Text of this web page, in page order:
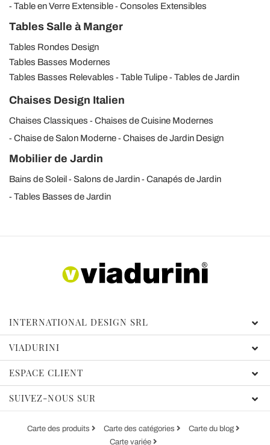
Table en Verre Extensible
Consoles Extensibles
Tables Salle à Manger
Tables Rondes Design
Tables Basses Modernes
Tables Basses Relevables
Table Tulipe Tables de Jardin
Chaises Design Italien
Chaises Classiques
Chaises de Cuisine Modernes
Chaise de Salon Moderne
Chaises de Jardin Design
Mobilier de Jardin
Bains de Soleil Salons de Jardin
Canapés de Jardin
Tables Basses de Jardin
INTERNATIONAL DESIGN SRL
VIADURINI
ESPACE CLIENT
SUIVEZ-NOUS SUR
Carte des produits Carte des catégories
Carte du blog
Carte variée